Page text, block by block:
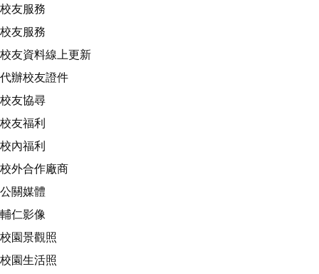
校友服務
校友服務
校友資料線上更新
代辦校友證件
校友協尋
校友福利
校內福利
校外合作廠商
公關媒體
輔仁影像
校園景觀照
校園生活照